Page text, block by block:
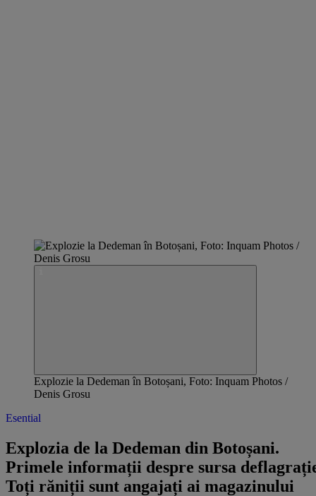
Explozie la Dedeman în Botoșani, Foto: Inquam Photos /
Denis Grosu
Esential
Explozia de la Dedeman din Botoșani.
Primele informații despre sursa
Toți răniții sunt angajați ai magazinului